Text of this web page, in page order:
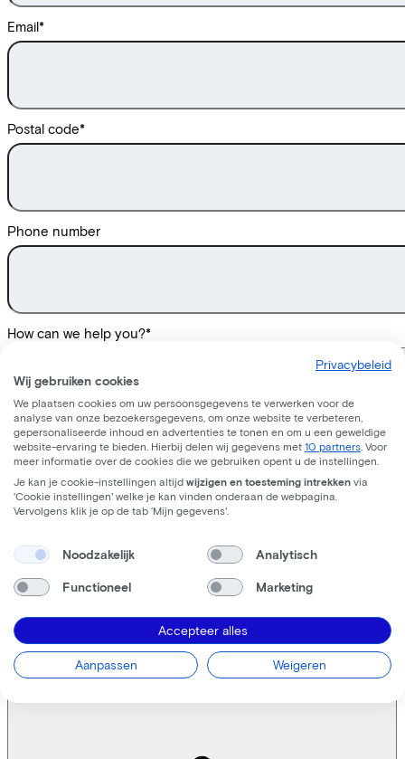
Email*
Postal code*
Phone number
How can we help you?*
I hereby agree to Lease a Bike using my data to keep me
informed in the future.
By checking this box, I have read and understand the
collection and use of my personal data as described in the
Lees meer over fietslease als zelfstandige.
Kom ik als zzp-er ook in aanmerking voor de nieuwe leasefietsregeling?
Privacybeleid
Wij gebruiken cookies
We plaatsen cookies om uw persoonsgegevens te verwerken voor de
analyse van onze bezoekersgegevens, om onze website te verbeteren,
gepersonaliseerde inhoud en advertenties te tonen en om u een geweldige
website-ervaring te bieden. Hierbij delen wij gegevens met 10 partners . Voor
meer informatie over de cookies die we gebruiken opent u de instellingen.
Je kan je cookie-instellingen altijd wijzigen en toesteming intrekken via
'Cookie instellingen' welke je kan vinden onderaan de webpagina.
Vervolgens klik je op de tab ‘Mijn gegevens'.
Noodzakelijk Analytisch
Functioneel Marketing
Accepteer alles
Aanpassen Weigeren